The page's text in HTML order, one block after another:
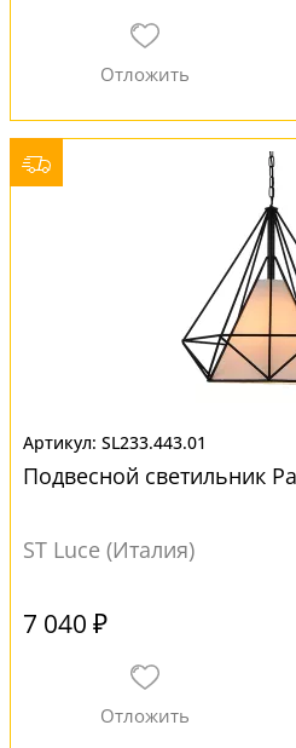
SL233.443.01
Подвесной светильник
ST Luce (Италия)
7 040 ₽